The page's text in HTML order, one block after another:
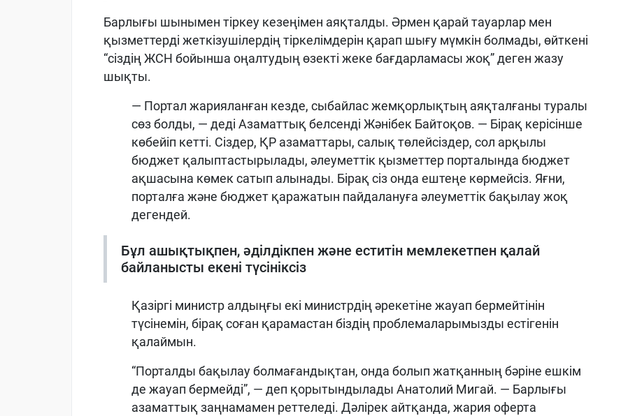
Барлығы шынымен тіркеу кезеңімен аяқталды. Әрмен қарай тауарлар мен
қызметтерді жеткізушілердің тіркелімдерін қарап шығу мүмкін болмады, өйткені
“сіздің ЖСН бойынша оңалтудың өзекті жеке бағдарламасы жоқ” деген жазу
шықты.
— Портал жарияланған кезде, сыбайлас жемқорлықтың аяқталғаны туралы
сөз болды, — деді Азаматтық белсенді Жәнібек Байтоқов. — Бірақ керісінше
көбейіп кетті. Сіздер, ҚР азаматтары, салық төлейсіздер, сол арқылы
бюджет қалыптастырылады, әлеуметтік қызметтер порталында бюджет
ақшасына көмек сатып алынады. Бірақ сіз онда ештеңе көрмейсіз. Яғни,
порталға және бюджет қаражатын пайдалануға әлеуметтік бақылау жоқ
дегендей.
Бұл ашықтықпен, әділдікпен және еститін мемлекетпен қалай
байланысты екені түсініксіз
Қазіргі министр алдыңғы екі министрдің әрекетіне жауап бермейтінін
түсінемін, бірақ соған қарамастан біздің проблемаларымызды естігенін
қалаймын.
“Порталды бақылау болмағандықтан, онда болып жатқанның бәріне ешкім
де жауап бермейді”, — деп қорытындылады Анатолий Мигай. — Барлығы
азаматтық заңнамамен реттеледі. Дәлірек айтқанда, жария оферта